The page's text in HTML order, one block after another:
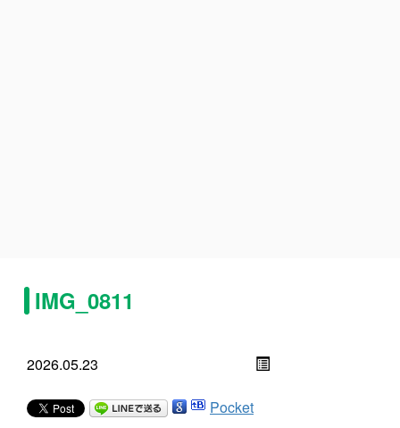
IMG_0811
2026.05.23
Pocket